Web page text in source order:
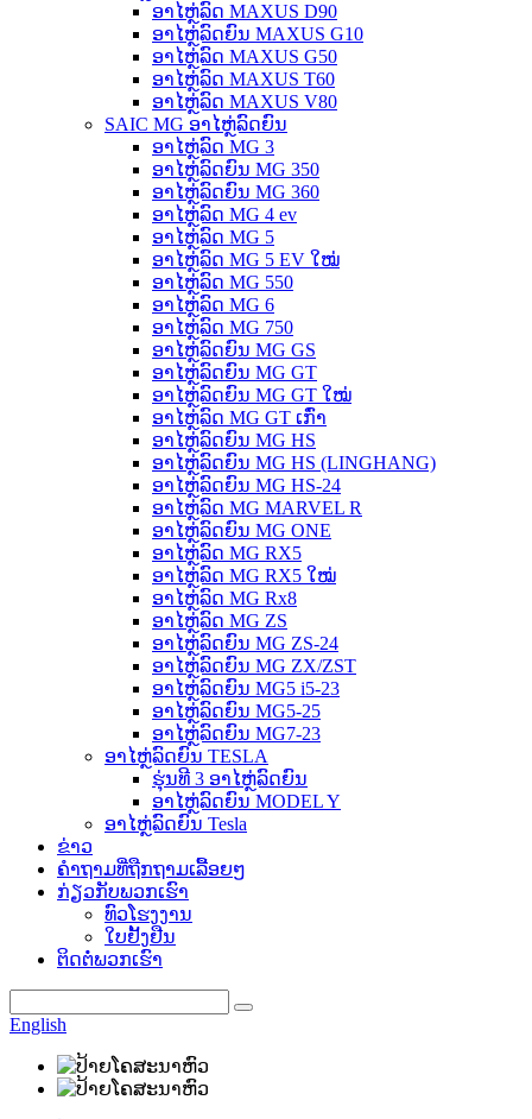
ອາໄຫຼ່ລົດ MAXUS D90
ອາໄຫຼ່ລົດຍົນ MAXUS G10
ອາໄຫຼ່ລົດ MAXUS G50
ອາໄຫຼ່ລົດ MAXUS T60
ອາໄຫຼ່ລົດ MAXUS V80
SAIC MG ອາໄຫຼ່ລົດຍົນ
ອາໄຫຼ່ລົດ MG 3
ອາໄຫຼ່ລົດຍົນ MG 350
ອາໄຫຼ່ລົດຍົນ MG 360
ອາໄຫຼ່ລົດ MG 4 ev
ອາໄຫຼ່ລົດ MG 5
ອາໄຫຼ່ລົດ MG 5 EV ໃໝ່
ອາໄຫຼ່ລົດ MG 550
ອາໄຫຼ່ລົດ MG 6
ອາໄຫຼ່ລົດ MG 750
ອາໄຫຼ່ລົດຍົນ MG GS
ອາໄຫຼ່ລົດຍົນ MG GT
ອາໄຫຼ່ລົດຍົນ MG GT ໃໝ່
ອາໄຫຼ່ລົດ MG GT ເກົ່າ
ອາໄຫຼ່ລົດຍົນ MG HS
ອາໄຫຼ່ລົດຍົນ MG HS (LINGHANG)
ອາໄຫຼ່ລົດຍົນ MG HS-24
ອາໄຫຼ່ລົດ MG MARVEL R
ອາໄຫຼ່ລົດຍົນ MG ONE
ອາໄຫຼ່ລົດ MG RX5
ອາໄຫຼ່ລົດ MG RX5 ໃໝ່
ອາໄຫຼ່ລົດ MG Rx8
ອາໄຫຼ່ລົດ MG ZS
ອາໄຫຼ່ລົດຍົນ MG ZS-24
ອາໄຫຼ່ລົດຍົນ MG ZX/ZST
ອາໄຫຼ່ລົດຍົນ MG5 i5-23
ອາໄຫຼ່ລົດຍົນ MG5-25
ອາໄຫຼ່ລົດຍົນ MG7-23
ອາໄຫຼ່ລົດຍົນ TESLA
ຮຸ່ນທີ 3 ອາໄຫຼ່ລົດຍົນ
ອາໄຫຼ່ລົດຍົນ MODEL Y
ອາໄຫຼ່ລົດຍົນ Tesla
ຂ່າວ
ຄຳຖາມທີ່ຖືກຖາມເລື້ອຍໆ
ກ່ຽວກັບພວກເຮົາ
ທົວໂຮງງານ
ໃບຢັ້ງຢືນ
ຕິດຕໍ່ພວກເຮົາ
English